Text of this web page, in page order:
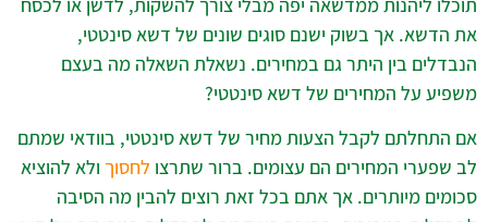
את הדשא. אך בשוק ישנם סוגים שונים של דשא סינטטי,
הנבדלים בין היתר גם במחירים. נשאלת השאלה מה בעצם
משפיע על המחירים של דשא סינטטי?
אם התחלתם לקבל הצעות מחיר של דשא סינטטי, בוודאי שמתם
לב שפערי המחירים הם עצומים. ברור שתרצו לחסוך ולא להוציא
סכומים מיותרים. אך אתם בכל זאת רוצים להבין מה הסיבה